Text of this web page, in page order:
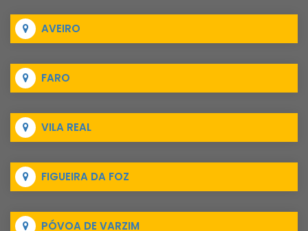
AVEIRO
FARO
VILA REAL
FIGUEIRA DA FOZ
PÓVOA DE VARZIM